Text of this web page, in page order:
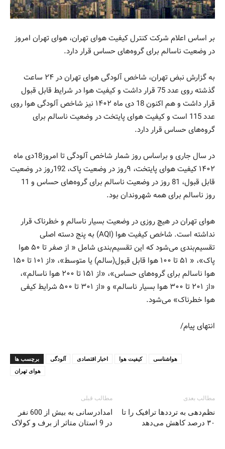
بر اساس اعلام شرکت کنترل کیفیت هوای تهران، هوای تهران امروز
در وضعیت ناسالم برای گروه‌های حساس قرار دارد.
به گزارش نبض تهران، شاخص آلودگی هوای تهران در ۲۴ ساعت
گذشته روی عدد 75 قرار داشت و کیفیت هوا در شرایط قابل قبول
قرار داشت و هم اکنون 18 دی ماه ۱۴۰۲ نیز شاخص آلودگی هوا روی
عدد 115 است و کیفیت هوای پایتخت در وضعیت ناسالم برای
گروه‌های حساس قرار دارد.
در سال جاری و براساس روز شمار شاخص آلودگی تا امروز18دی ماه
۱۴۰۲ کیفیت هوای پایتخت، ۹روز در وضعیت پاک، 192روز در وضعیت
قابل قبول، 81 روز در وضعیت ناسالم برای گروه‌های حساس و 11
روز ناسالم برای همه شهروندان بود.
هوای تهران در هیچ روزی در وضعیت بسیار ناسالم و خطرناک قرار
نداشته است. شاخص کیفیت هوا (AQI) به پنج دسته اصلی
تقسیم‌بندی می‌شود که این تقسیم‌بندی شامل « از صفر تا ۵۰ هوا
پاک»، « ۵۱ تا ۱۰۰ هوا قابل قبول(سالم) یا متوسط»، «از ۱۰۱ تا ۱۵۰
هوا ناسالم برای گروه‌های حساس»، «از ۱۵۱ تا ۲۰۰ هوا ناسالم»،
«از ۲۰۱ تا ۳۰۰ هوا بسیار ناسالم» و «از ۳۰۱ تا ۵۰۰ شرایط کیفی
هوا خطرناک» می‌شود.
انتهای پیام/
برچسب ها آلودگی اخبار اقتصادی کیفیت هوا
هواشناسی
هوای تهران
مطالب قبلی
امدادرسانی به بیش از 600 نفر
در 9 استان متاثر از برف و کولاک
مطالب بعدی
نظم‌دهی به ترددها ترافیک را تا
۳۰ درصد کاهش می‌دهد